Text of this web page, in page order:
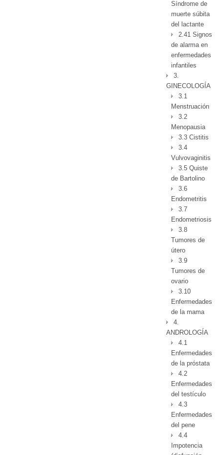
Síndrome de
muerte súbita
del lactante
2.41 Signos
de alarma en
enfermedades
infantiles
3.
GINECOLOGÍA
3.1
Menstruación
3.2
Menopausia
3.3 Cistitis
3.4
Vulvovaginitis
3.5 Quiste
de Bartolino
3.6
Endometritis
3.7
Endometriosis
3.8
Tumores de
útero
3.9
Tumores de
ovario
3.10
Enfermedades
de la mama
4.
ANDROLOGÍA
4.1
Enfermedades
de la próstata
4.2
Enfermedades
del testículo
4.3
Enfermedades
del pene
4.4
Impotencia